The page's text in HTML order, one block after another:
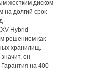
жестким диском
на долгий срок
Hybrid
решением как
хранилищ.
он
на 400-